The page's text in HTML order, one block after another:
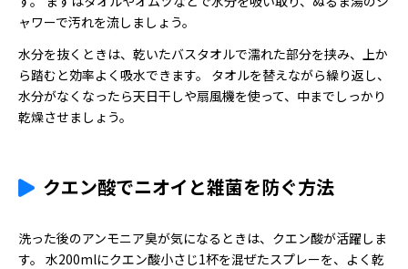
ャワーで汚れを流しましょう。
水分を抜くときは、乾いたバスタオルで濡れた部分を挟み、上か
ら踏むと効率よく吸水できます。 タオルを替えながら繰り返し、
水分がなくなったら天日干しや扇風機を使って、中までしっかり
乾燥させましょう。
クエン酸でニオイと雑菌を防ぐ方法
洗った後のアンモニア臭が気になるときは、クエン酸が活躍しま
す。 水200mlにクエン酸小さじ1杯を混ぜたスプレーを、よく乾